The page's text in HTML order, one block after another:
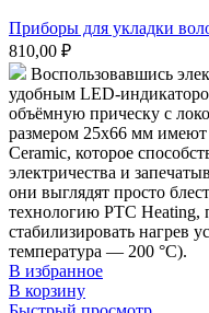
Приборы для укладки
810,00 ₽
Воспользовавшись
удобным LED-
объёмную прическу с
размером 25х66 мм имеют
Ceramic, которое
электричества и
они выглядят просто
технологию PTC
стабилизировать нагрев
температура — 200 °С).
В избранное
В корзину